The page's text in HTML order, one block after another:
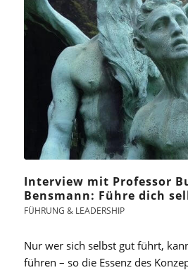
Interview mit Professor
Bensmann: Führe dich
FÜHRUNG & LEADERSHIP
Nur wer sich selbst gut führt,
führen – so die Essenz des